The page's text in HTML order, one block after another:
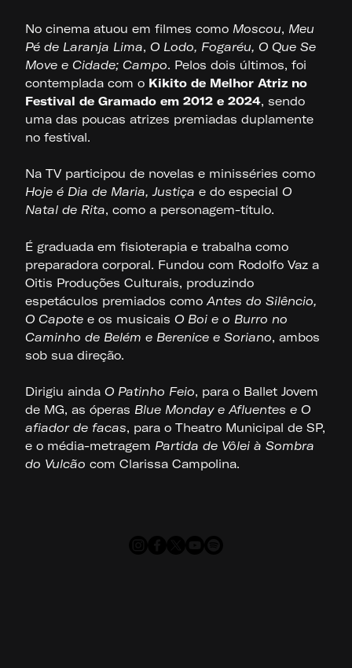
No cinema atuou em filmes como Moscou, Meu
Pé de Laranja Lima, O Lodo, Fogaréu, O Que Se
Move e Cidade; Campo. Pelos dois últimos, foi
contemplada com o Kikito de Melhor Atriz no
Festival de Gramado em 2012 e 2024, sendo
uma das poucas atrizes premiadas duplamente
no festival.
Na TV participou de novelas e minisséries como
Hoje é Dia de Maria, Justiça e do especial O
Natal de Rita, como a personagem-título.
É graduada em fisioterapia e trabalha como
preparadora corporal. Fundou com Rodolfo Vaz a
Oitis Produções Culturais, produzindo
espetáculos premiados como Antes do Silêncio,
O Capote e os musicais O Boi e o Burro no
Caminho de Belém e Berenice e Soriano, ambos
sob sua direção.
Dirigiu ainda O Patinho Feio, para o Ballet Jovem
de MG, as óperas Blue Monday e Afluentes e O
afiador de facas, para o Theatro Municipal de SP,
e o média-metragem Partida de Vôlei à Sombra
do Vulcão com Clarissa Campolina.